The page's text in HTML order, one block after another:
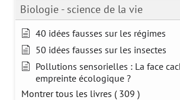
Biologie - science de la vie
40 idées fausses sur les régimes
50 idées fausses sur les insectes
Pollutions sensorielles : La face
empreinte écologique ?
Montrer tous les livres ( 309 )